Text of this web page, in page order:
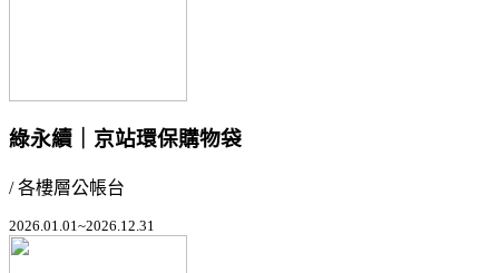
綠永續｜京站環保購物袋
/ 各樓層公帳台
2026.01.01~2026.12.31